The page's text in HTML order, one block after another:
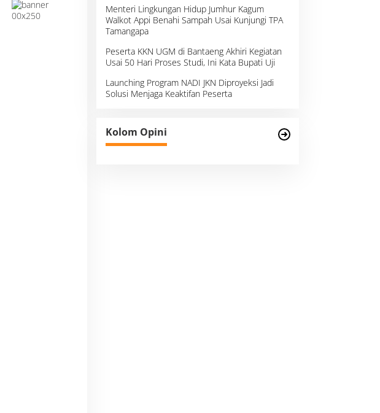
Menteri Lingkungan Hidup Jumhur Kagum
Walkot Appi Benahi Sampah Usai Kunjungi TPA
Tamangapa
Peserta KKN UGM di Bantaeng Akhiri Kegiatan
Usai 50 Hari Proses Studi, Ini Kata Bupati Uji
Launching Program NADI JKN Diproyeksi Jadi
Solusi Menjaga Keaktifan Peserta
Kolom Opini